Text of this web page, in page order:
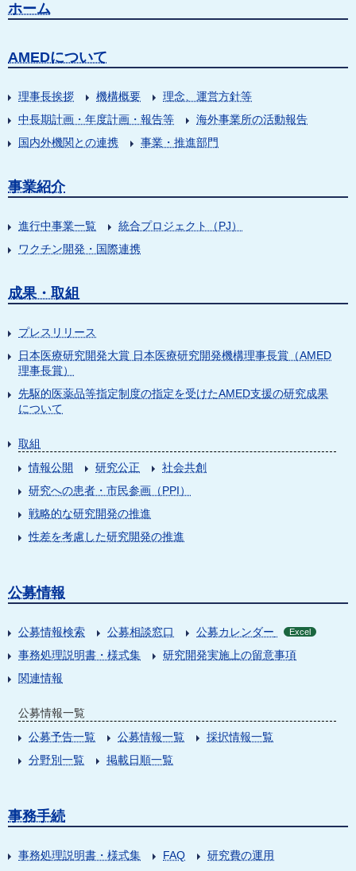
ホーム
AMEDについて
理事長挨拶 機構概要
理念、運営方針等
中長期計画・年度計画・報告等
海外事業所の活動報告
国内外機関との連携
事業・推進部門
事業紹介
進行中事業一覧
統合プロジェクト（PJ）
ワクチン開発・国際連携
成果・取組
プレスリリース
日本医療研究開発大賞 日本医療研究開発機構理事長賞（AMED
理事長賞）
先駆的医薬品等指定制度の指定を受けたAMED支援の研究成果
について
取組
情報公開
研究公正
社会共創
研究への患者・市民参画（PPI）
戦略的な研究開発の推進
性差を考慮した研究開発の推進
公募情報
公募情報検索 公募相談窓口 公募カレンダー Excel
事務処理説明書・様式集
研究開発実施上の留意事項
関連情報
公募情報一覧
公募予告一覧
公募情報一覧
採択情報一覧
分野別一覧
掲載日順一覧
事務手続
事務処理説明書・様式集 FAQ
研究費の運用